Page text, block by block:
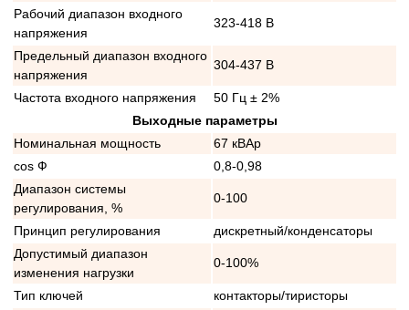
Рабочий диапазон входного
напряжения
323-418 В
Предельный диапазон входного
напряжения
304-437 В
Частота входного напряжения
50 Гц ± 2%
Выходные параметры
Номинальная мощность
67 кВАр
cos Ф
0,8-0,98
Диапазон системы
регулирования, %
0-100
Принцип регулирования
дискретный/конденсаторы
Допустимый диапазон
изменения нагрузки
0-100%
Тип ключей
контакторы/тиристоры